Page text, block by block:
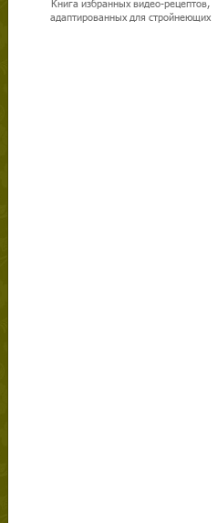
Книга избранных видео-рецептов,
адаптированных для стройнеющих